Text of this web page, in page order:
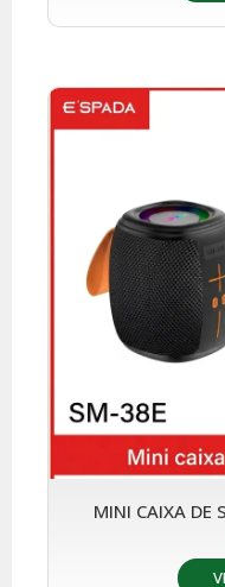
MINI CAIXA DE